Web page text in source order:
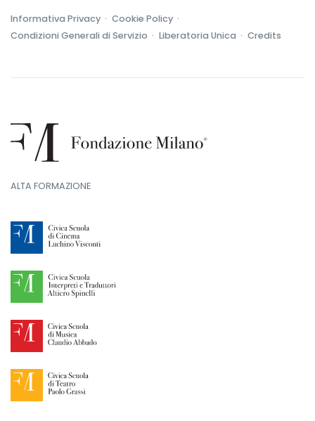
Informativa Privacy · Cookie Policy ·
Condizioni Generali di Servizio · Liberatoria Unica · Credits
ALTA FORMAZIONE